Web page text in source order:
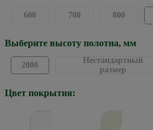
600 700 800
Выберите высоту полотна, мм
2000
Нестандартный
размер
Цвет покрытия: